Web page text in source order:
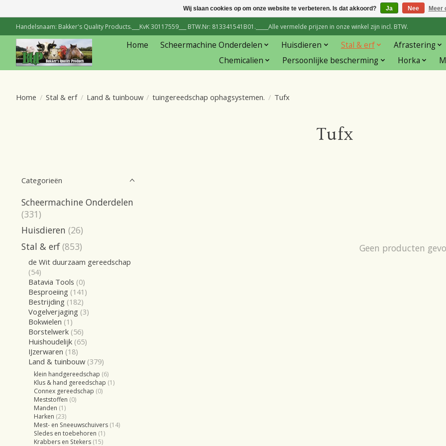
Handelsnaam: Bakker's Quality Products.___KvK 30117559___ BTW.Nr: 813341541B01._____Alle vermelde prijzen in onze winkel zijn incl. BTW.
Home Scheermachine Onderdelen Huisdieren Stal & erf Afrastering
Chemicalien
Persoonlijke bescherming Horka
Home / Stal & erf / Land & tuinbouw / tuingereedschap ophagsystemen. / Tufx
Tufx
Categorieën
Scheermachine Onderdelen
(331)
Huisdieren (26)
Stal & erf (853)
de Wit duurzaam gereedschap
(54)
Batavia Tools (0)
Besproeiing (141)
Bestrijding (182)
Vogelverjaging (3)
Bokwielen (1)
Borstelwerk (56)
Huishoudelijk (65)
IJzerwaren (18)
Land & tuinbouw (379)
klein handgereedschap (6)
Klus & hand gereedschap (1)
Connex gereedschap (0)
Meststoffen (0)
Manden (1)
Harken (23)
Mest- en Sneeuwschuivers (14)
Sledes en toebehoren (1)
Krabbers en Stekers (15)
Geen producten
Wij slaan cookies op om onze website te verbeteren. Is dat akkoord? Ja Nee Meer